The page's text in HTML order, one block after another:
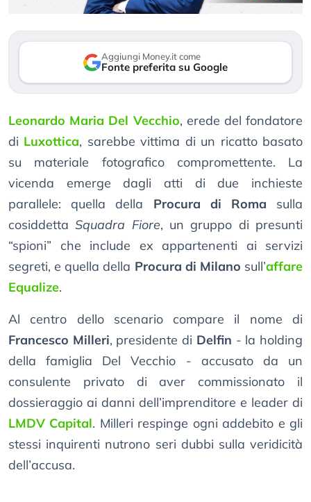
Aggiungi Money.it come
Fonte preferita su Google
Leonardo Maria Del Vecchio, erede del fondatore
di Luxottica, sarebbe vittima di un ricatto basato
su materiale fotografico compromettente. La
vicenda emerge dagli atti di due inchieste
parallele: quella della Procura di Roma sulla
cosiddettaSquadra Fiore, un gruppo di presunti
“spioni” che include ex appartenenti ai servizi
segreti, e quella della Procura di Milano sull’affare
Equalize.
Al centro dello scenario compare il nome di
Francesco Milleri, presidente di Delfin - la holding
della famiglia Del Vecchio - accusato da un
consulente privato di aver commissionato il
dossieraggio ai danni dell’imprenditore e leader di
LMDV Capital. Milleri respinge ogni addebito e gli
stessi inquirenti nutrono seri dubbi sulla veridicità
dell’accusa.